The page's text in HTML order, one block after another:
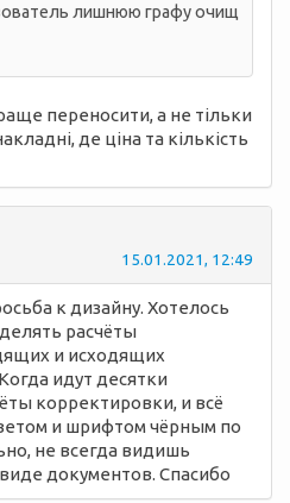
лишнюю графу очищ
переносити, а не тільки
де ціна та кількість
15.01.2021, 12:49
к дизайну. Хотелось
расчёты
и исходящих
идут десятки
корректировки, и всё
и шрифтом чёрным по
не всегда видишь
документов. Спасибо